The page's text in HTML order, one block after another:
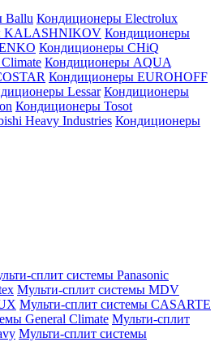
Ballu Кондиционеры Electrolux
KALASHNIKOV Кондиционеры
Кондиционеры CHiQ
Кондиционеры AQUA
Кондиционеры EUROHOFF
Lessar Кондиционеры
Кондиционеры Tosot
Heavy Industries Кондиционеры
сплит системы Panasonic
Мульти-сплит системы MDV
Мульти-сплит системы CASARTE
General Climate Мульти-сплит
Мульти-сплит системы